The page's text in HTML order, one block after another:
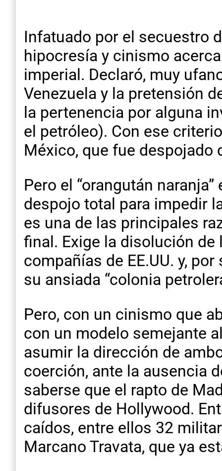
Infatuado por el secuestro
hipocresía y cinismo
imperial. Declaró, muy
Venezuela y la pretensión
la pertenencia por alguna
el petróleo). Con ese
México, que fue despojado
Pero el “orangután
despojo total para impedir
es una de las principales
final. Exige la disolución de
compañías de EE.UU. y,
su ansiada “colonia
Pero, con un cinismo que
con un modelo semejante
asumir la dirección de
coerción, ante la ausencia
saberse que el rapto de
difusores de Hollywood.
caídos, entre ellos 32
Marcano Travata, que ya